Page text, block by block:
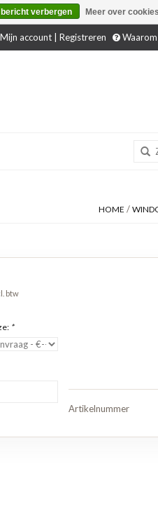
Mijn account | Registreren
HOME /
btw
*
Artikelnummer
bericht verbergen Meer over